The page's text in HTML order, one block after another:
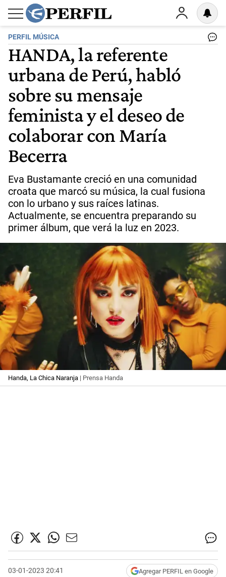
PERFIL MÚSICA
HANDA, la referente
urbana de Perú, habló
sobre su mensaje
feminista y el deseo de
colaborar con María
Becerra
Eva Bustamante creció en una comunidad
croata que marcó su música, la cual fusiona
con lo urbano y sus raíces latinas.
Actualmente, se encuentra preparando su
primer álbum, que verá la luz en 2023.
Handa, La Chica Naranja | Prensa Handa
03-01-2023 20:41 Agregar PERFIL en Google